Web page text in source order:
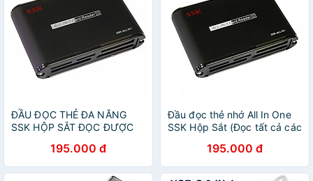
ĐẦU ĐỌC THẺ ĐA NĂNG
SSK HỘP SẮT ĐỌC ĐƯỢC
CHÍNH HÃNG195.000 đ
Đầu đọc thẻ nhớ All In One
SSK Hộp Sắt (Đọc tất cả các
195.000 đ